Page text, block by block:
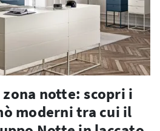
notte: scopri i
moderni tra cui il